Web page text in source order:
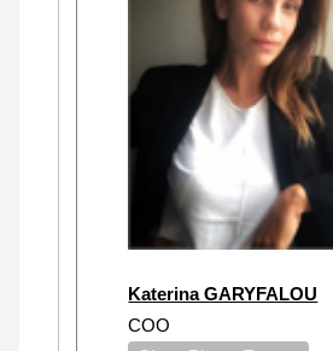
Katerina GARYFALOU
COO